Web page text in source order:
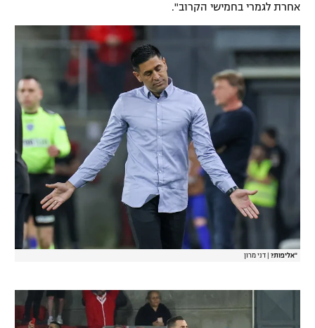
מדיניות פרטיות
תקנון פעילות ספורט 1
רשיון להקרנה פומבית לבית עסק
הצטרפות לחבילת הערוצים
לוח דרושים – ג'ובנט
תגיות
אחרת לגמרי בחמישי הקרוב".
"אליפות? דני מרון